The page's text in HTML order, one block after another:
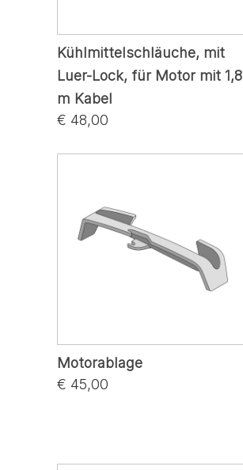
Kühlmittelschläuche, mit
Luer-Lock, für Motor mit 1,8
m Kabel
€ 48,00
Motorablage
€ 45,00